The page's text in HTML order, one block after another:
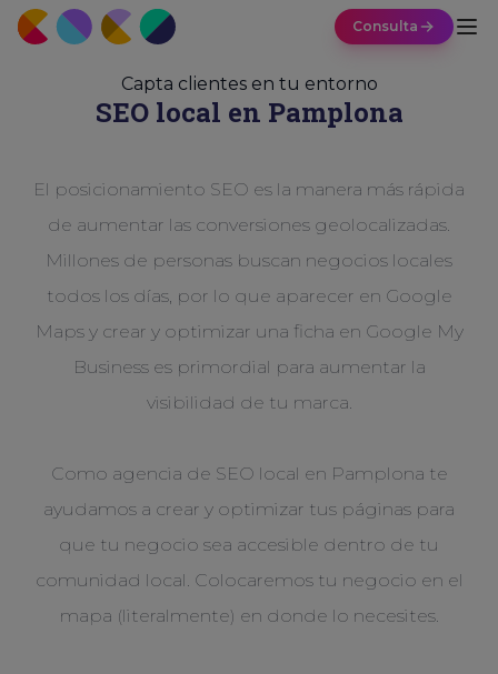
Consulta
Capta clientes en tu entorno
SEO local en Pamplona
El posicionamiento SEO es la manera más rápida
de aumentar las conversiones geolocalizadas.
Millones de personas buscan negocios locales
todos los días, por lo que aparecer en Google
Maps y crear y optimizar una ficha en Google My
Business es primordial para aumentar la
visibilidad de tu marca.
Como agencia de SEO local en Pamplona te
ayudamos a crear y optimizar tus páginas para
que tu negocio sea accesible dentro de tu
comunidad local. Colocaremos tu negocio en el
mapa (literalmente) en donde lo necesites.